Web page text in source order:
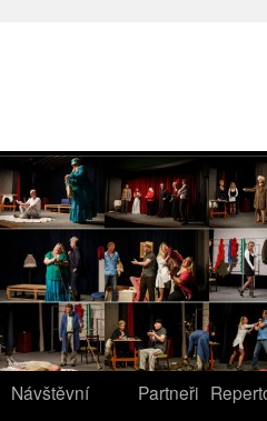
Návštěvní
Partneři